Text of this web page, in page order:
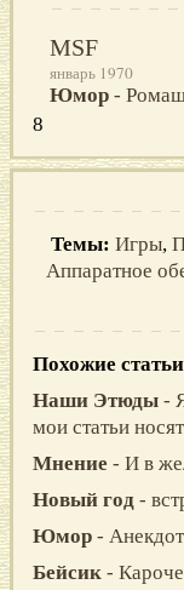
MSF
январь 1970
Юмор -
8
Темы: Игры,
Аппаратное
Похожие
Наши Этюды -
мои статьи
Мнение - И в
Hовый год -
Юмор -
Бейсик -